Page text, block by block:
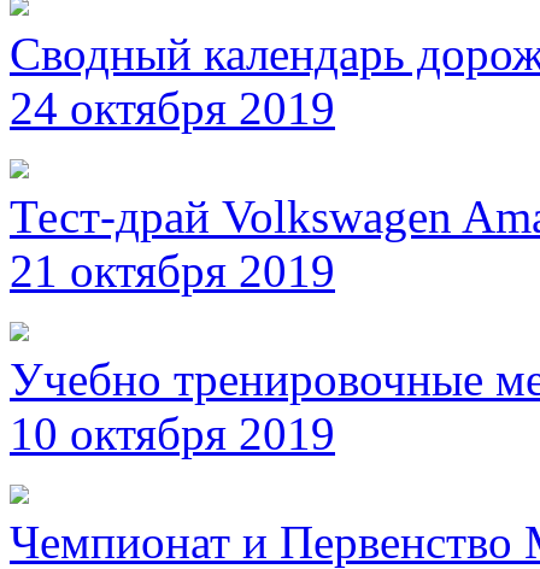
Сводный календарь
24 октября 2019
Тест-драй Volkswagen
21 октября 2019
Учебно тренировочные
10 октября 2019
Чемпионат и Первенство